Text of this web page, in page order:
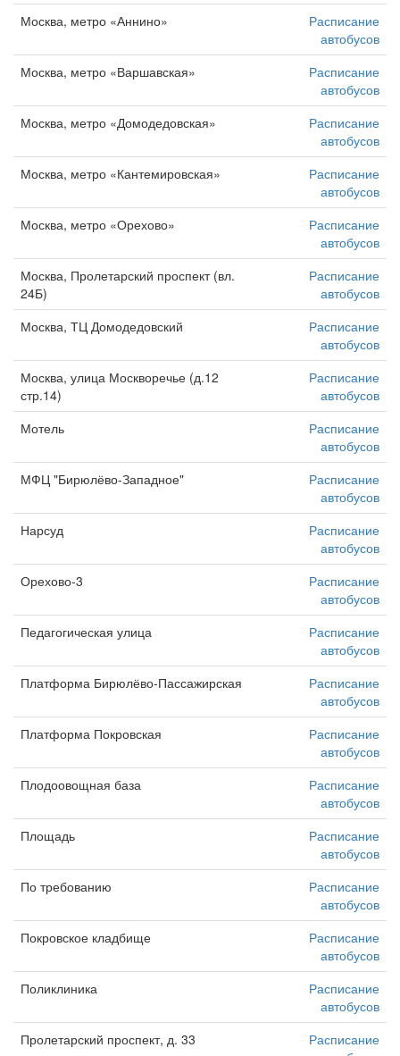
Москва, метро «Аннино»
Расписание
автобусов
Москва, метро «Варшавская»
Расписание
автобусов
Москва, метро «Домодедовская»
Расписание
автобусов
Москва, метро «Кантемировская»
Расписание
автобусов
Москва, метро «Орехово»
Расписание
автобусов
Москва, Пролетарский проспект (вл.
24Б)
Расписание
автобусов
Москва, ТЦ Домодедовский
Расписание
автобусов
Москва, улица Москворечье (д.12
стр.14)
Расписание
автобусов
Мотель
Расписание
автобусов
МФЦ "Бирюлёво-Западное"
Расписание
автобусов
Нарсуд
Расписание
автобусов
Орехово-3
Расписание
автобусов
Педагогическая улица
Расписание
автобусов
Платформа Бирюлёво-Пассажирская
Расписание
автобусов
Платформа Покровская
Расписание
автобусов
Плодоовощная база
Расписание
автобусов
Площадь
Расписание
автобусов
По требованию
Расписание
автобусов
Покровское кладбище
Расписание
автобусов
Поликлиника
Расписание
автобусов
Пролетарский проспект, д. 33
Расписание